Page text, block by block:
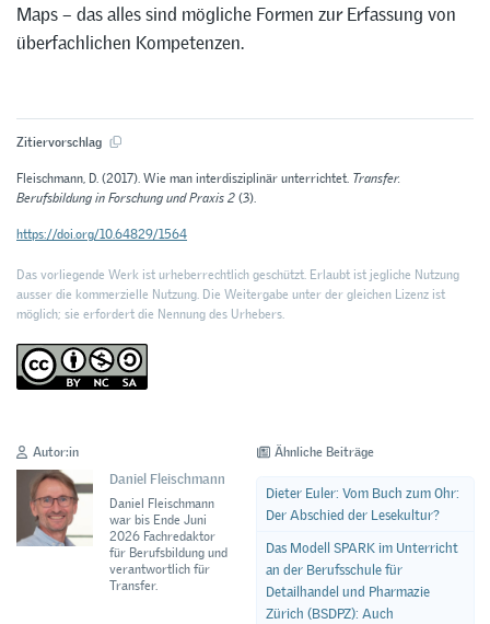
Maps – das alles sind mögliche Formen zur Erfassung von
überfachlichen Kompetenzen.
Zitiervorschlag
Fleischmann, D. (2017). Wie man interdisziplinär unterrichtet. Transfer.
Berufsbildung in Forschung und Praxis 2(3).
https://doi.org/10.64829/1564
Das vorliegende Werk ist urheberrechtlich geschützt. Erlaubt ist jegliche Nutzung
ausser die kommerzielle Nutzung. Die Weitergabe unter der gleichen Lizenz ist
möglich; sie erfordert die Nennung des Urhebers.
Autor:in
Daniel Fleischmann
Daniel Fleischmann
war bis Ende Juni
2026 Fachredaktor
für Berufsbildung und
verantwortlich für
Transfer.
Ähnliche Beiträge
Dieter Euler: Vom Buch zum Ohr:
Der Abschied der Lesekultur?
Das Modell SPARK im Unterricht
an der Berufsschule für
Detailhandel und Pharmazie
Zürich (BSDPZ): Auch